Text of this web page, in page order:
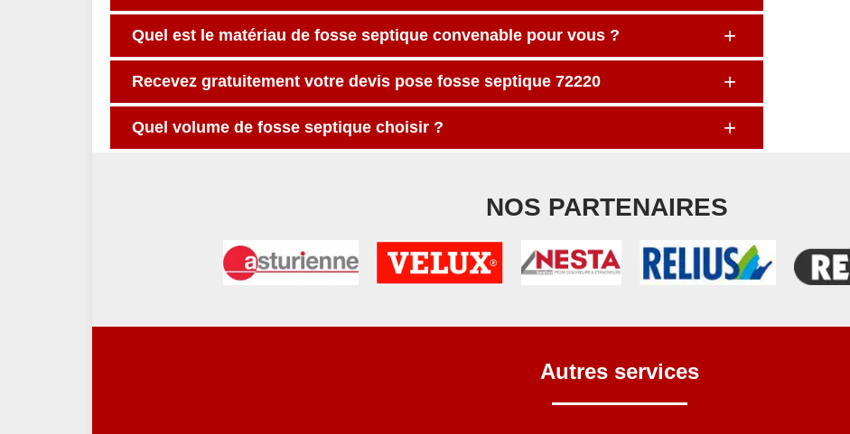
Quel est le matériau de fosse septique convenable pour vous ?
Recevez gratuitement votre devis pose fosse septique 72220
Quel volume de fosse septique choisir ?
NOS PARTENAIRES
Autres services